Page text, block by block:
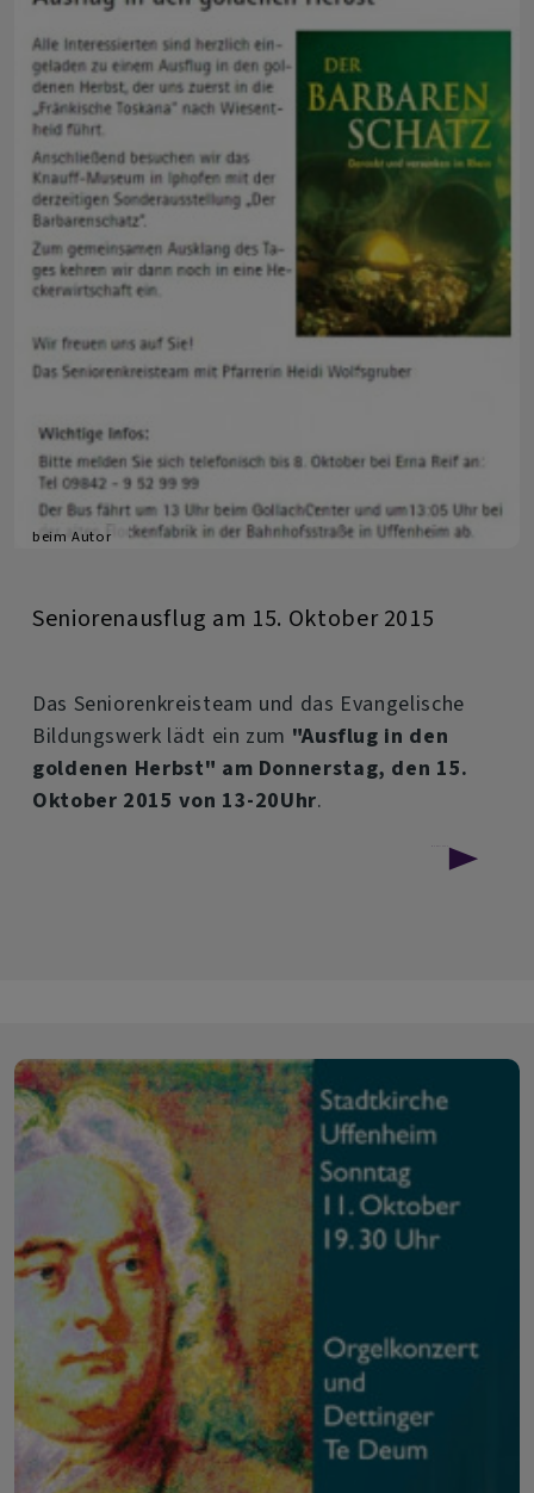
beim Autor
Seniorenausflug am 15. Oktober 2015
Das Seniorenkreisteam und das Evangelische
Bildungswerk lädt ein zum "Ausflug in den
goldenen Herbst" am Donnerstag, den 15.
Oktober 2015 von 13-20Uhr.